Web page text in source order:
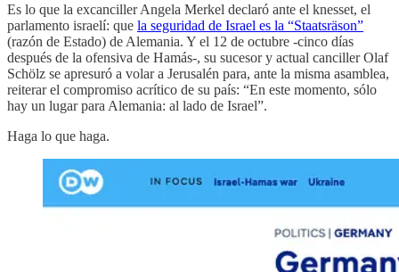
Es lo que la excanciller Angela Merkel declaró ante el knesset, el
parlamento israelí: que la seguridad de Israel es la “Staatsräson”
(razón de Estado) de Alemania. Y el 12 de octubre -cinco días
después de la ofensiva de Hamás-, su sucesor y actual canciller Olaf
Schölz se apresuró a volar a Jerusalén para, ante la misma asamblea,
reiterar el compromiso acrítico de su país: “En este momento, sólo
hay un lugar para Alemania: al lado de Israel”.
Haga lo que haga.